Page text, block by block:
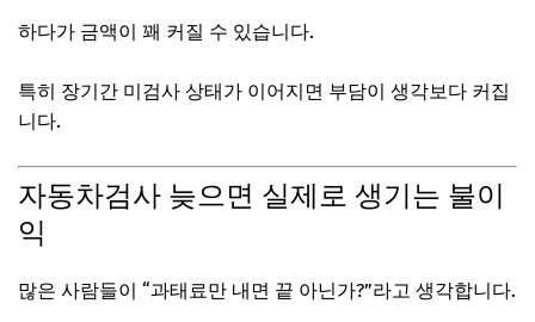
하다가 금액이 꽤 커질 수 있습니다.
특히 장기간 미검사 상태가 이어지면 부담이 생각보다 커집
니다.
자동차검사 늦으면 실제로 생기는 불이
익
많은 사람들이 “과태료만 내면 끝 아닌가?”라고 생각합니다.